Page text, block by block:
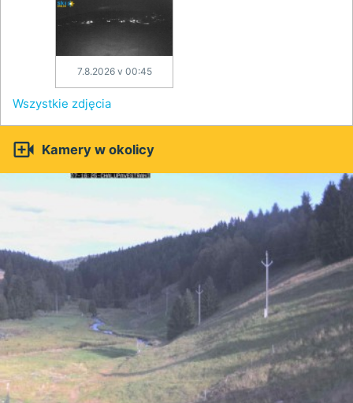
7.8.2026 v 00:45
Wszystkie zdjęcia
 Kamery w okolicy